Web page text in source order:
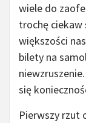
wiele do
trochę ciekaw
większości
bilety na
się
Pierwszy rzut